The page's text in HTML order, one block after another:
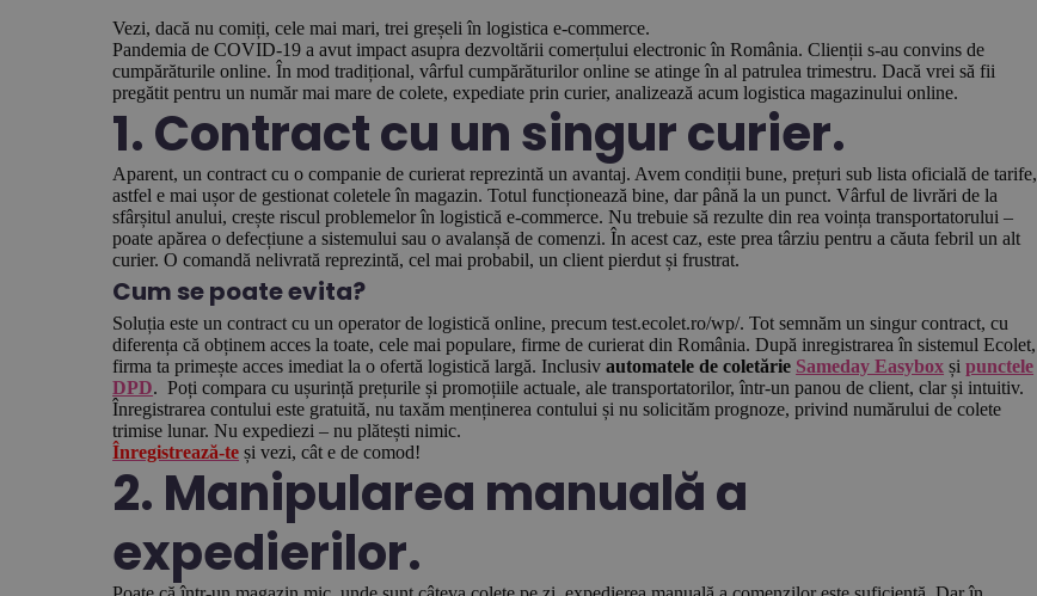
Vezi, dacă nu comiți, cele mai mari, trei greșeli în logistica e-commerce.
Pandemia de COVID-19 a avut impact asupra dezvoltării comerțului electronic în România. Clienții s-au convins de
cumpărăturile online. În mod tradițional, vârful cumpărăturilor online se atinge în al patrulea trimestru. Dacă vrei să fii
pregătit pentru un număr mai mare de colete, expediate prin curier, analizează acum logistica magazinului online.
1. Contract cu un singur curier.
Aparent, un contract cu o companie de curierat reprezintă un avantaj. Avem condiții bune, prețuri sub lista oficială de tarife,
astfel e mai ușor de gestionat coletele în magazin. Totul funcționează bine, dar până la un punct. Vârful de livrări de la
sfârșitul anului, crește riscul problemelor în logistică e-commerce. Nu trebuie să rezulte din rea voința transportatorului –
poate apărea o defecțiune a sistemului sau o avalanșă de comenzi. În acest caz, este prea târziu pentru a căuta febril un alt
curier. O comandă nelivrată reprezintă, cel mai probabil, un client pierdut și frustrat.
Cum se poate evita?
Soluția este un contract cu un operator de logistică online, precum test.ecolet.ro/wp/. Tot semnăm un singur contract, cu
diferența că obținem acces la toate, cele mai populare, firme de curierat din România. După inregistrarea în sistemul Ecolet,
firma ta primește acces imediat la o ofertă logistică largă. Inclusivautomatele de coletărie Sameday Easybox șipunctele
DPD. Poți compara cu ușurință prețurile și promoțiile actuale, ale transportatorilor, într-un panou de client, clar și intuitiv.
Înregistrarea contului este gratuită, nu taxăm menținerea contului și nu solicităm prognoze, privind numărului de colete
trimise lunar. Nu expediezi – nu plătești nimic.
Înregistrează-te și vezi, cât e de comod!
2. Manipularea manuală a
expedierilor.